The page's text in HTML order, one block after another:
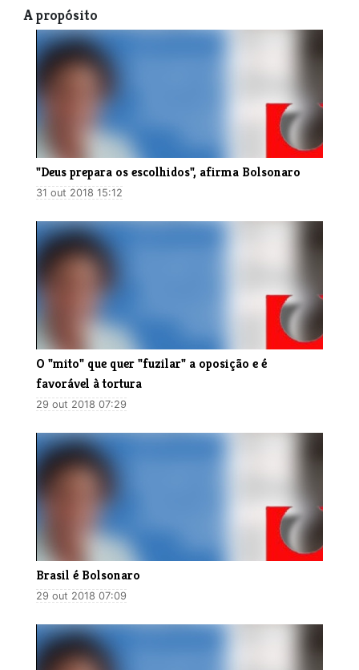
A propósito
"Deus prepara os escolhidos", afirma Bolsonaro
31 out 2018 15:12
O "mito" que quer "fuzilar" a oposição e é
favorável à tortura
29 out 2018 07:29
Brasil é Bolsonaro
29 out 2018 07:09